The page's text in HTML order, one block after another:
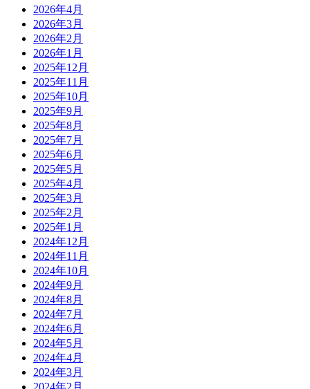
2026年4月
2026年3月
2026年2月
2026年1月
2025年12月
2025年11月
2025年10月
2025年9月
2025年8月
2025年7月
2025年6月
2025年5月
2025年4月
2025年3月
2025年2月
2025年1月
2024年12月
2024年11月
2024年10月
2024年9月
2024年8月
2024年7月
2024年6月
2024年5月
2024年4月
2024年3月
2024年2月